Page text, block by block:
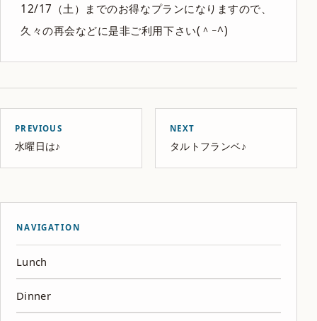
12/17（土）までのお得なプランになりますので、
久々の再会などに是非ご利用下さい(＾ｰ^)
PREVIOUS
水曜日は♪
NEXT
タルトフランベ♪
NAVIGATION
Lunch
Dinner